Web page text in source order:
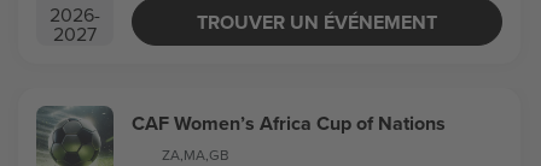
2026-
2027
TROUVER UN ÉVÉNEMENT
CAF Women’s Africa Cup of Nations
ZA,MA,GB